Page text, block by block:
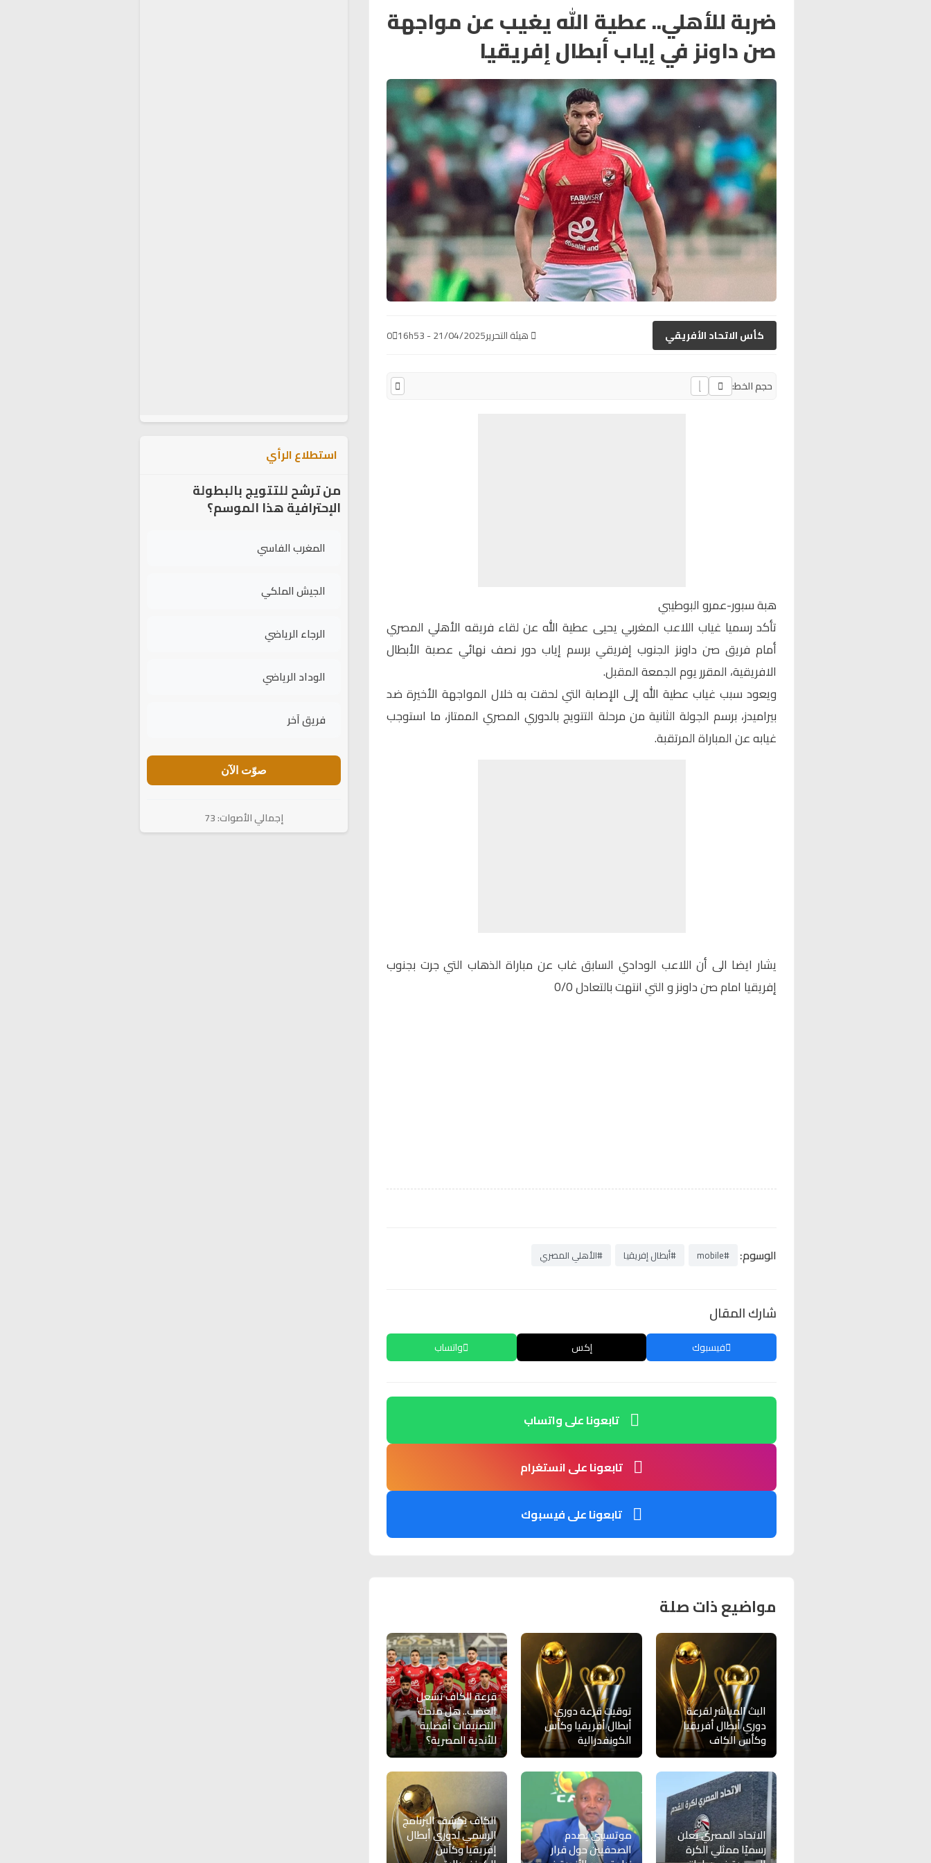
ضربة للأهلي.. عطية الله يغيب عن مواجهة
صن داونز في إياب أبطال إفريقيا
كأس الاتحاد الأفريقي هيئة التحرير21/04/2025 - 16h53
0
حجم الخط:
هبة سبور-عمرو البوطيبي
تأكد رسميا غياب اللاعب المغربي يحيى عطية الله عن لقاء فريقه الأهلي المصري
أمام فريق صن داونز الجنوب إفريقي برسم إياب دور نصف نهائي عصبة الأبطال
الافريقية، المقرر يوم الجمعة المقبل.
‎ويعود سبب غياب عطية الله إلى الإصابة التي لحقت به خلال المواجهة الأخيرة ضد
بيراميدز، برسم الجولة الثانية من مرحلة التتويج بالدوري المصري الممتاز، ما استوجب
غيابه عن المباراة المرتقبة.
يشار ايضا الى أن اللاعب الودادي السابق غاب عن مباراة الذهاب التي جرت بجنوب
إفريقيا امام صن داونز و التي انتهت بالتعادل 0/0
الوسوم: #mobile #أبطال إفريقيا #الأهلي المصري
شارك المقال
فيسبوك إكس واتساب
تابعونا على واتساب
تابعونا على انستغرام
تابعونا على فيسبوك
مواضيع ذات صلة
البث المباشر لقرعة
دوري أبطال أفريقيا
وكأس الكاف
توقيت قرعة دوري
أبطال أفريقيا وكأس
الكونفدرالية
قرعة الكاف تشعل
الغضب.. هل منحت
التصنيفات أفضلية
للأندية المصرية؟
الاتحاد المصري يعلن
رسميًا ممثلي الكرة
موتسيبي يصدم
الصحفيين حول قرار
الكاف يكشف البرنامج
الرسمي لدوري أبطال
إفريقيا وكأس
استطلاع الرأي
من ترشح للتتويج بالبطولة
الإحترافية هذا الموسم؟
المغرب الفاسي
الجيش الملكي
الرجاء الرياضي
الوداد الرياضي
فريق آخر
صوّت الآن
إجمالي الأصوات: 73